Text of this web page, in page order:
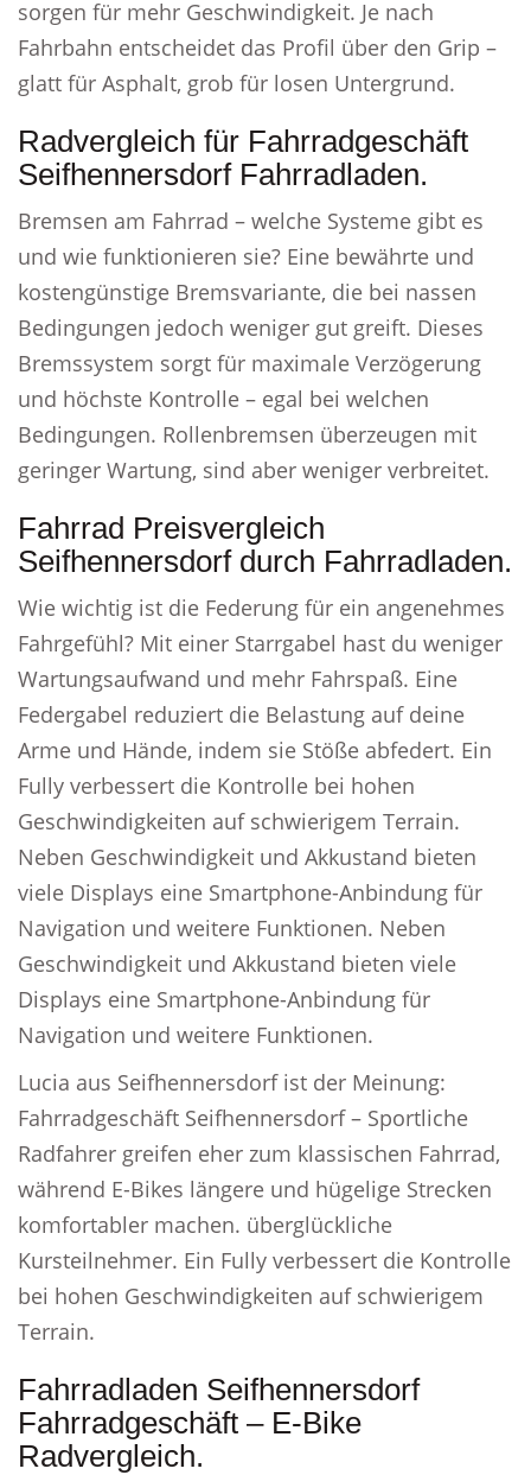
sorgen für mehr Geschwindigkeit. Je nach
Fahrbahn entscheidet das Profil über den Grip –
glatt für Asphalt, grob für losen Untergrund.
Radvergleich für Fahrradgeschäft
Seifhennersdorf Fahrradladen.
Bremsen am Fahrrad – welche Systeme gibt es
und wie funktionieren sie? Eine bewährte und
kostengünstige Bremsvariante, die bei nassen
Bedingungen jedoch weniger gut greift. Dieses
Bremssystem sorgt für maximale Verzögerung
und höchste Kontrolle – egal bei welchen
Bedingungen. Rollenbremsen überzeugen mit
geringer Wartung, sind aber weniger verbreitet.
Fahrrad Preisvergleich
Seifhennersdorf durch Fahrradladen.
Wie wichtig ist die Federung für ein angenehmes
Fahrgefühl? Mit einer Starrgabel hast du weniger
Wartungsaufwand und mehr Fahrspaß. Eine
Federgabel reduziert die Belastung auf deine
Arme und Hände, indem sie Stöße abfedert. Ein
Fully verbessert die Kontrolle bei hohen
Geschwindigkeiten auf schwierigem Terrain.
Neben Geschwindigkeit und Akkustand bieten
viele Displays eine Smartphone-Anbindung für
Navigation und weitere Funktionen. Neben
Geschwindigkeit und Akkustand bieten viele
Displays eine Smartphone-Anbindung für
Navigation und weitere Funktionen.
Lucia aus Seifhennersdorf ist der Meinung:
Fahrradgeschäft Seifhennersdorf – Sportliche
Radfahrer greifen eher zum klassischen Fahrrad,
während E-Bikes längere und hügelige Strecken
komfortabler machen. überglückliche
Kursteilnehmer. Ein Fully verbessert die Kontrolle
bei hohen Geschwindigkeiten auf schwierigem
Terrain.
Fahrradladen Seifhennersdorf
Fahrradgeschäft – E-Bike
Radvergleich.